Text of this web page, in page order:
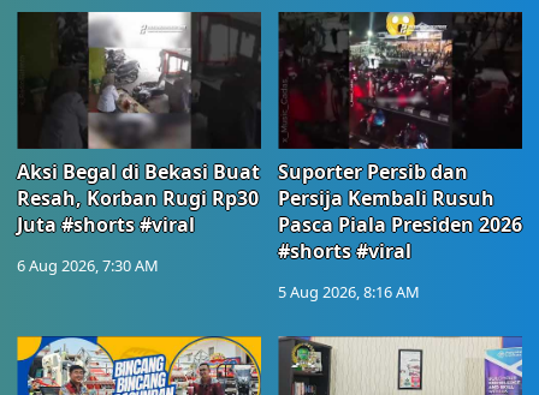
Aksi Begal di Bekasi Buat
Resah, Korban Rugi Rp30
Juta #shorts #viral
6 Aug 2026, 7:30 AM
Suporter Persib dan
Persija Kembali Rusuh
Pasca Piala Presiden 2026
#shorts #viral
5 Aug 2026, 8:16 AM